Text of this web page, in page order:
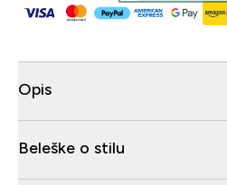
Opis
Beleške o stilu